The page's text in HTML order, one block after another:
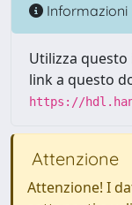
Informazioni
Utilizza
link a questo
https://
Attenzione
Attenzione! I